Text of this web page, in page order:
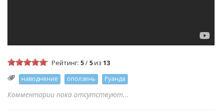
Рейтинг: 5/ 5из 13
наводнение оползень Руанда
Комментарии пока отсутствуют...